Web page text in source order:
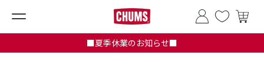
■夏季休業のお知らせ■